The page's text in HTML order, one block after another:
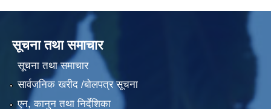
सूचना तथा समाचार
सूचना तथा समाचार
सार्वजनिक खरीद /बोलपत्र सूचना
एन, कानुन तथा निर्देशिका